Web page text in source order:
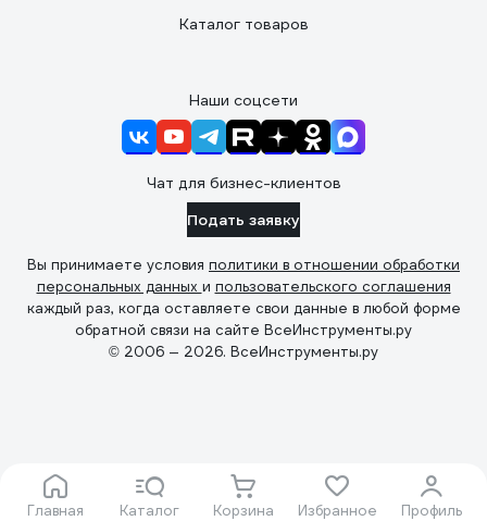
Главная Каталог Корзина Избранное Профиль
Каталог товаров
Наши соцсети
Чат для бизнес-клиентов
Подать заявку
Вы принимаете условия политики в отношении обработки
персональных данных и пользовательского соглашения
каждый раз, когда оставляете свои данные в любой форме
обратной связи на сайте ВсеИнструменты.ру
© 2006 — 2026. ВсеИнструменты.ру